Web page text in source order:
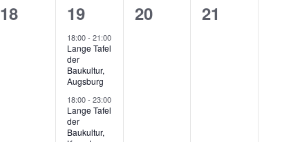
0
Veranstaltungen,
18
2
Veranstaltungen,
19
18:00-21:00
Lange Tafel
der
Baukultur,
Augsburg
18:00-23:00
Lange Tafel
der
Baukultur,
0
20
0
21